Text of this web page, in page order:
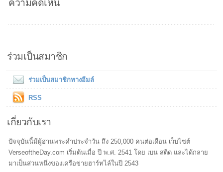
ร่วมเป็นสมาชิก
ร่วมเป็นสมาชิกทางอีมล์
RSS
เกี่ยวกับเรา
ปัจจุบันนี้มีผู้อ่านพระคำประจำวัน ถึง 250,000 คนต่อเดือน เว็บไซต์
VerseoftheDay.com เริ่มต้นเมื่อ ปี พ.ศ. 2541 โดย เบน สตีด และได้กลาย
มาเป็นส่วนหนึ่งของเครือข่ายฮาร์ทไล์ในปี 2543